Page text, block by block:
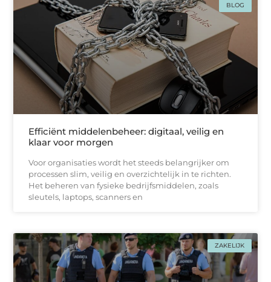
BLOG
Efficiënt middelenbeheer: digitaal, veilig en
klaar voor morgen
Voor organisaties wordt het steeds belangrijker om
processen slim, veilig en overzichtelijk in te richten.
Het beheren van fysieke bedrijfsmiddelen, zoals
sleutels, laptops, scanners en
ZAKELIJK